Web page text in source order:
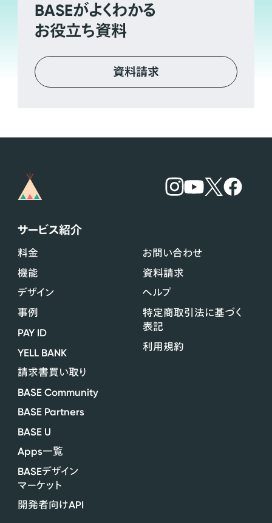
BASEがよくわかる
お役立ち資料
資料請求
サービス紹介
料金
機能
デザイン
事例
PAY ID
YELL BANK
請求書買い取り
BASE Community
BASE Partners
BASE U
Apps一覧
BASEデザイン
マーケット
開発者向けAPI
お問い合わせ
資料請求
ヘルプ
特定商取引法に基づく
表記
利用規約